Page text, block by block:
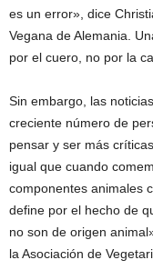
es un error», dice
Vegana de Alemania.
por el cuero, no por la
Sin embargo, las
creciente número de
pensar y ser más
igual que cuando
componentes animales
define por el hecho de
no son de origen
la Asociación de